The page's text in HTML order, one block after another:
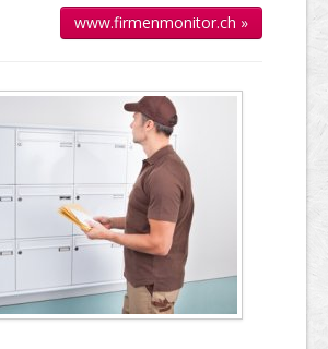
www.firmenmonitor.ch »